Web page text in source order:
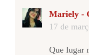
Mariely -
17 de
Que lugar